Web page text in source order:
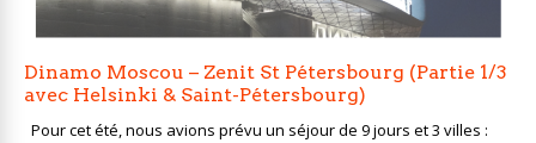
Dinamo Moscou – Zenit St Pétersbourg (Partie 1/3
avec Helsinki & Saint-Pétersbourg)
Pour cet été, nous avions prévu un séjour de 9 jours et 3 villes :